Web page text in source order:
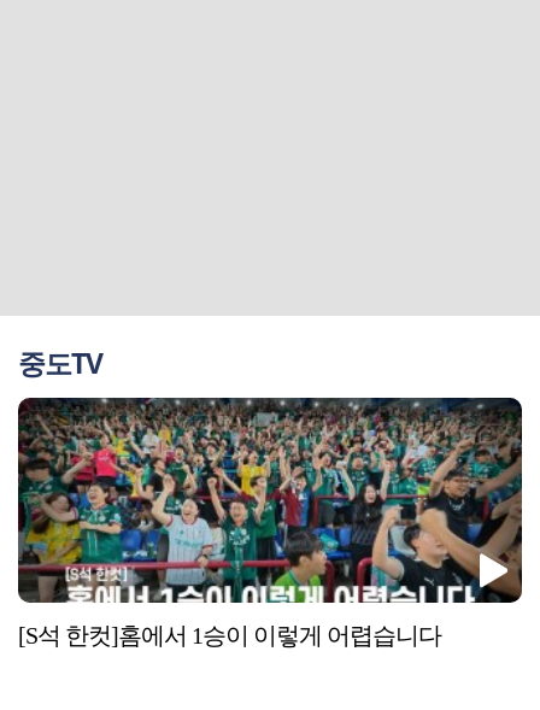
중도TV
[S석 한컷]홈에서 1승이 이렇게 어렵습니다